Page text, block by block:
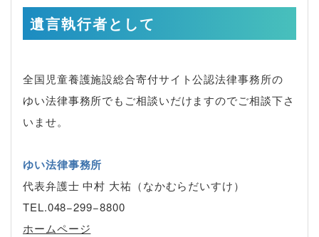
遺言執行者として
全国児童養護施設総合寄付サイト公認法律事務所の
ゆい法律事務所でもご相談いだけますのでご相談下さ
いませ。
ゆい法律事務所
代表弁護士 中村 大祐（なかむらだいすけ）
TEL.048−299−8800
ホームページ